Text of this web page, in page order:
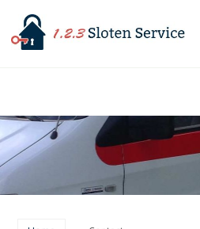
Home
Sleutelservice
Slotenservice